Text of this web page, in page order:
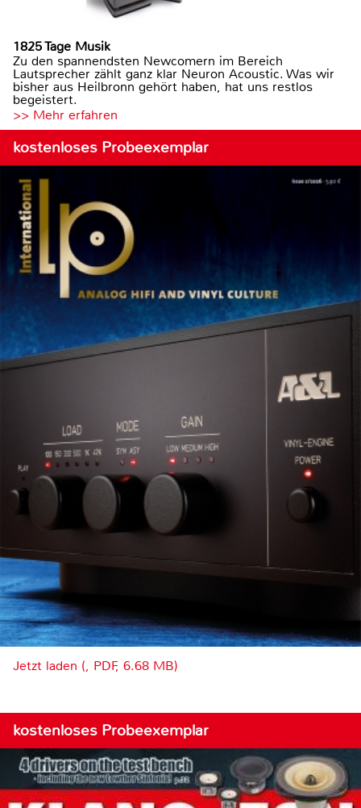
1825 Tage Musik
Zu den spannendsten Newcomern im Bereich
Lautsprecher zählt ganz klar Neuron Acoustic. Was wir
bisher aus Heilbronn gehört haben, hat uns restlos
begeistert.
>> Mehr erfahren
kostenloses Probeexemplar
Jetzt laden (, PDF, 6.68 MB)
kostenloses Probeexemplar